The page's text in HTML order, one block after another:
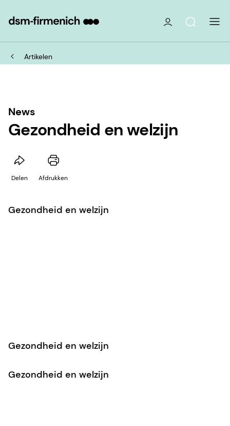
Artikelen
News
Gezondheid en welzijn
Delen Afdrukken
Gezondheid en welzijn
Gezondheid en welzijn
Gezondheid en welzijn